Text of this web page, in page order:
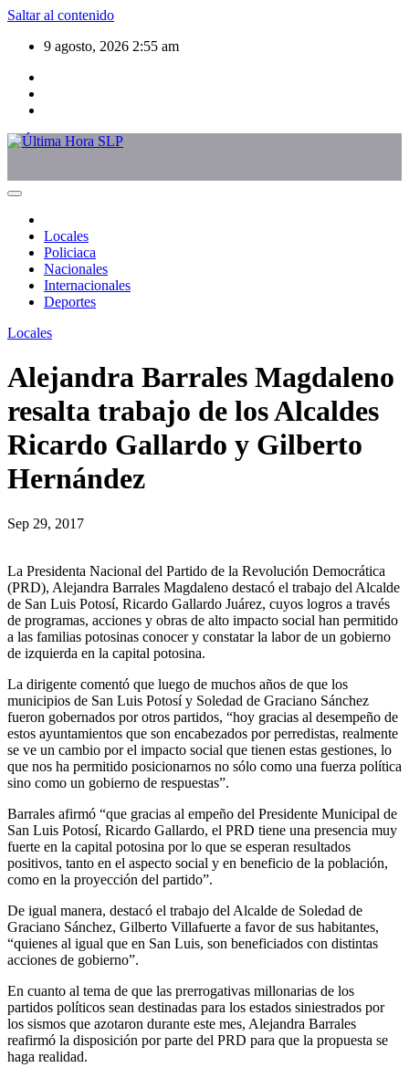
Saltar al contenido
9 agosto, 2026 2:55 am
Locales
Policiaca
Nacionales
Internacionales
Deportes
Locales
Alejandra Barrales Magdaleno
resalta trabajo de los Alcaldes
Ricardo Gallardo y Gilberto
Hernández
Sep 29, 2017
La Presidenta Nacional del Partido de la Revolución Democrática
(PRD), Alejandra Barrales Magdaleno destacó el trabajo del Alcalde
de San Luis Potosí, Ricardo Gallardo Juárez, cuyos logros a través
de programas, acciones y obras de alto impacto social han permitido
a las familias potosinas conocer y constatar la labor de un gobierno
de izquierda en la capital potosina.
La dirigente comentó que luego de muchos años de que los
municipios de San Luis Potosí y Soledad de Graciano Sánchez
fueron gobernados por otros partidos, “hoy gracias al desempeño de
estos ayuntamientos que son encabezados por perredistas, realmente
se ve un cambio por el impacto social que tienen estas gestiones, lo
que nos ha permitido posicionarnos no sólo como una fuerza política
sino como un gobierno de respuestas”.
Barrales afirmó “que gracias al empeño del Presidente Municipal de
San Luis Potosí, Ricardo Gallardo, el PRD tiene una presencia muy
fuerte en la capital potosina por lo que se esperan resultados
positivos, tanto en el aspecto social y en beneficio de la población,
como en la proyección del partido”.
De igual manera, destacó el trabajo del Alcalde de Soledad de
Graciano Sánchez, Gilberto Villafuerte a favor de sus habitantes,
“quienes al igual que en San Luis, son beneficiados con distintas
acciones de gobierno”.
En cuanto al tema de que las prerrogativas millonarias de los
partidos políticos sean destinadas para los estados siniestrados por
los sismos que azotaron durante este mes, Alejandra Barrales
reafirmó la disposición por parte del PRD para que la propuesta se
haga realidad.